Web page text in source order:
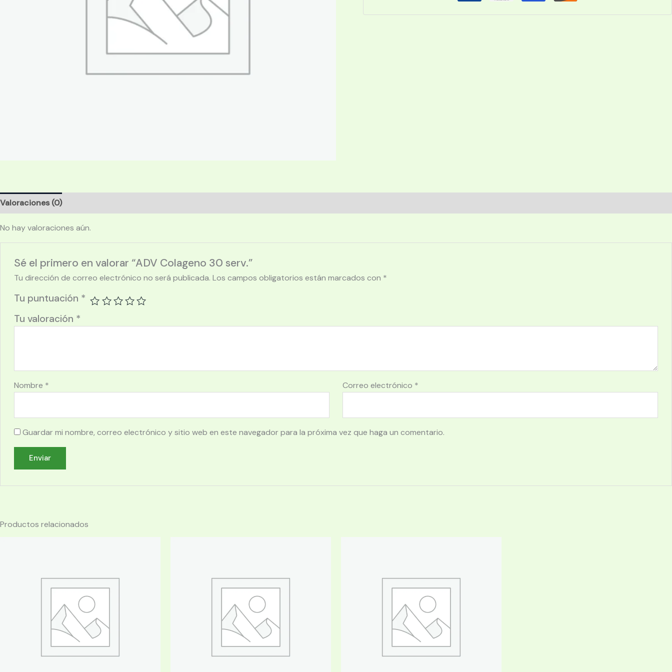
Valoraciones (0)
No hay valoraciones aún.
Sé el primero en valorar “ADV Colageno 30 serv.”
Tu dirección de correo electrónico no será publicada. Los campos obligatorios están marcados con *
Tu puntuación *
Tu valoración *
Nombre * Correo electrónico *
Guardar mi nombre, correo electrónico y sitio web en este navegador para la próxima vez que haga un comentario.
Productos relacionados